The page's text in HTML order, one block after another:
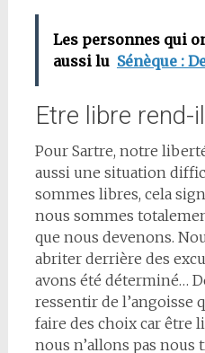
Les personnes qui
aussi lu Sénèque :
Etre libre rend-
Pour Sartre, notre
aussi une situation
sommes libres, cela
nous sommes
que nous devenons.
abriter derrière des
avons été déterminé…
ressentir de l’angoisse
faire des choix car être
nous n’allons pas nous